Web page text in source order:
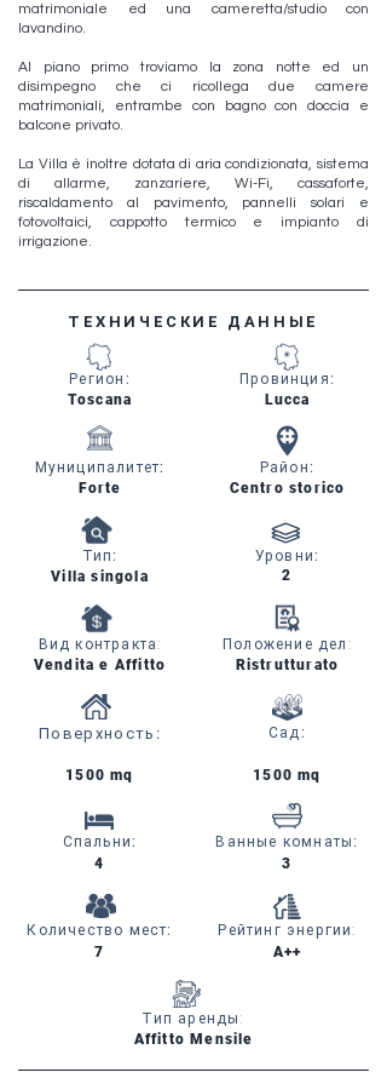
matrimoniale ed una cameretta/studio con
lavandino.
Al piano primo troviamo la zona notte ed un
disimpegno che ci ricollega due camere
matrimoniali, entrambe con bagno con doccia e
balcone privato.
La Villa è inoltre dotata di aria condizionata, sistema
di allarme, zanzariere, Wi-Fi, cassaforte,
riscaldamento al pavimento, pannelli solari e
fotovoltaici, cappotto termico e impianto di
irrigazione.
ТЕХНИЧЕСКИЕ ДАННЫЕ
Регион :
Toscana
Lucca
Провинция:
Муниципалитет:
Forte
Район:
Centro storico
Тип:
Villa singola
Вид контракта:
Vendita e Affitto
Уровни:
2
Положение дел:
Ristrutturato
Поверхность : Сад:
1500 mq
Спальни:
4
Количество мест:
7
1500 mq
Ванные комнаты:
3
Рейтинг энергии:
A++
Тип аренды:
Affitto Mensile